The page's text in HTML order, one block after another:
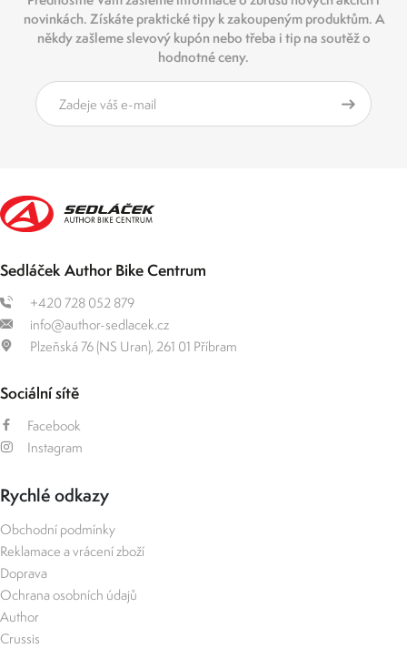
novinkách. Získáte praktické tipy k zakoupeným produktům. A
někdy zašleme slevový kupón nebo třeba i tip na soutěž o
hodnotné ceny.
Sedláček Author Bike Centrum
+420 728 052 879
info@author-sedlacek.cz
Plzeňská 76 (NS Uran), 261 01 Příbram
Sociální sítě
Facebook
Instagram
Rychlé odkazy
Obchodní podmínky
Reklamace a vrácení zboží
Doprava
Ochrana osobních údajů
Author
Crussis